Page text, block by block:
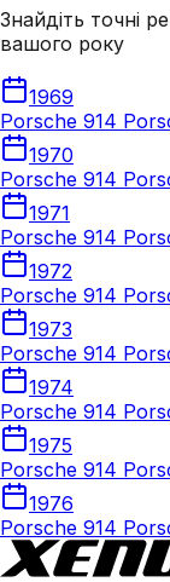
Знайдіть точні
вашого року
1969
Porsche 914
1970
Porsche 914
1971
Porsche 914
1972
Porsche 914
1973
Porsche 914
1974
Porsche 914
1975
Porsche 914
1976
Porsche 914